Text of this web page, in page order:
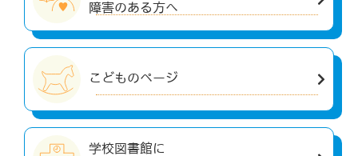
障害のある方へ
こどものページ
学校図書館に